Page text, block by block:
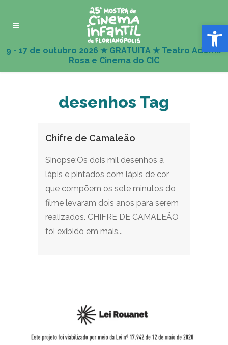
Abrir
desenhos Tag
Chifre de Camaleão
Sinopse:Os dois mil desenhos a
lápis e pintados com lápis de cor
que compõem os sete minutos do
filme levaram dois anos para serem
realizados. CHIFRE DE CAMALEÃO
foi exibido em mais...